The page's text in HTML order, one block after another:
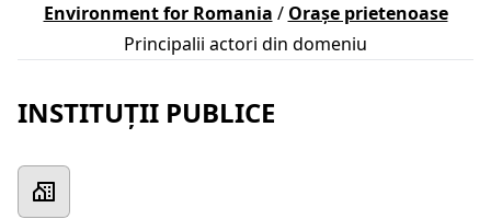
Environment for Romania / Orașe prietenoase
Principalii actori din domeniu
INSTITUȚII PUBLICE